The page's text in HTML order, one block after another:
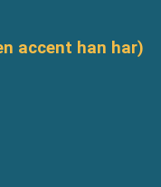
accent han har)